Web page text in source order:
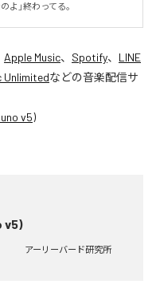
」終わってる。
Apple Music、 Spotify、 LINE
Unlimitedなどの音楽配信サ
v5)
v5)
アーリーバード研究所